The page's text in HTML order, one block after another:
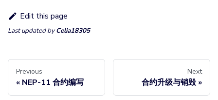
Edit this page
Last updatedbyCelia18305
Previous
« NEP-11 合约编写
Next
合约升级与销毁»